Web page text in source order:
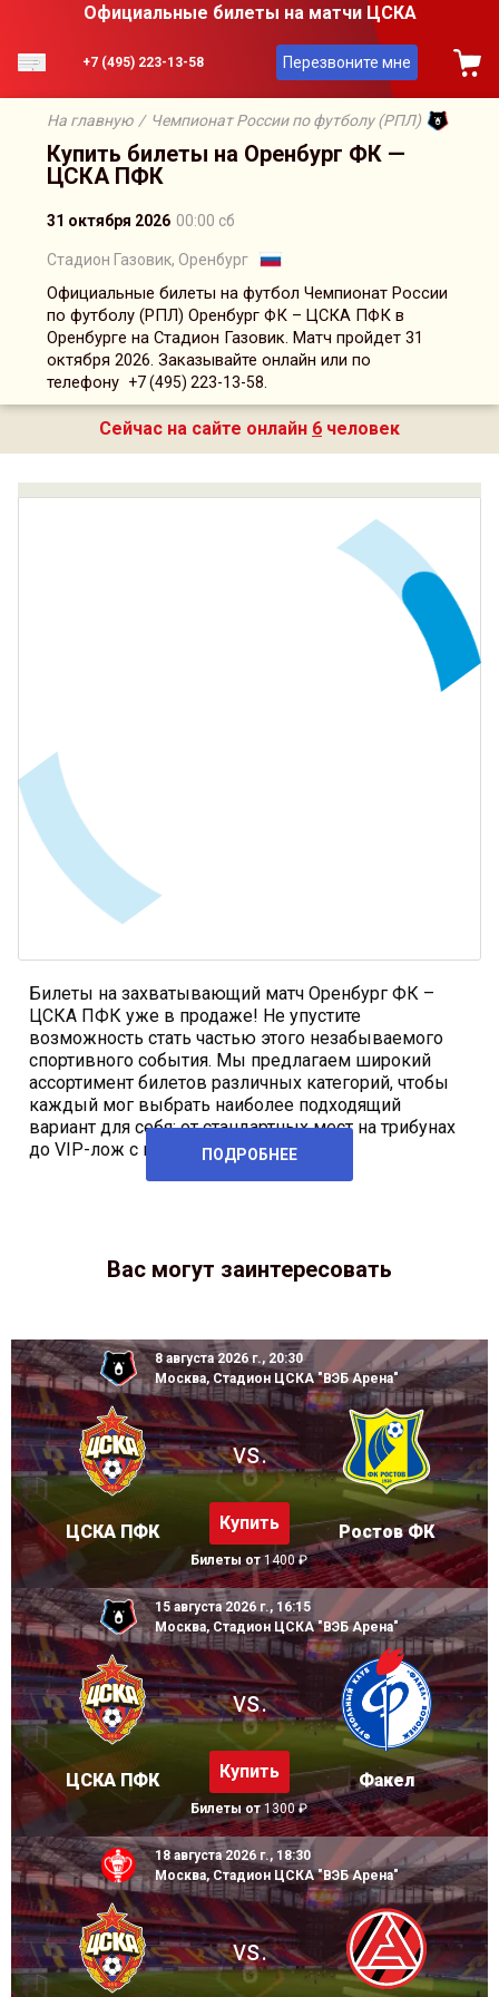
Официальные билеты на матчи ЦСКА
+7 (495) 223-13-58 Перезвоните мне
На главную / Чемпионат России по футболу (РПЛ)
Купить билеты на Оренбург ФК —
ЦСКА ПФК
31 октября 2026 00:00 сб
Стадион Газовик, Оренбург
Официальные билеты на футбол Чемпионат России
по футболу (РПЛ) Оренбург ФК – ЦСКА ПФК в
Оренбурге на Стадион Газовик. Матч пройдет 31
октября 2026. Заказывайте онлайн или по
телефону +7 (495) 223-13-58.
Сейчас на сайте онлайн 6 человек
Билеты на захватывающий матч Оренбург ФК –
ЦСКА ПФК уже в продаже! Не упустите
возможность стать частью этого незабываемого
спортивного события. Мы предлагаем широкий
ассортимент билетов различных категорий, чтобы
каждый мог выбрать наиболее подходящий
вариант для себя: от стандартных мест на трибунах
до VIP-лож с превосходным видом на
ПОДРОБНЕЕ
Вас могут заинтересовать
8 августа 2026 г., 20:30
Москва, Стадион ЦСКА "ВЭБ Арена"
ЦСКА ПФК
vs.
Купить
Билеты от1400 ₽
Ростов ФК
15 августа 2026 г., 16:15
Москва, Стадион ЦСКА "ВЭБ Арена"
ЦСКА ПФК
vs.
Купить
Билеты от1300 ₽
Факел
18 августа 2026 г., 18:30
Москва, Стадион ЦСКА "ВЭБ Арена"
vs.